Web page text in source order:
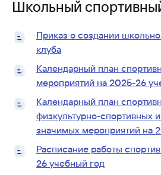
Школьный
Приказ о создании
клуба
Календарный план
мероприятий на 2025-26
Календарный план
физкультурно-спортивных
значимых мероприятий на
Расписание работы
26 учебный год